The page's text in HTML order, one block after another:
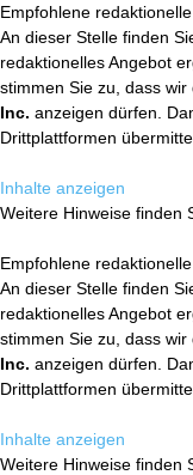
Empfohlene
An dieser Stelle finden
redaktionelles Angebot
stimmen Sie zu, dass
Inc. anzeigen dürfen.
Drittplattformen
Inhalte anzeigen
Weitere Hinweise finden
Empfohlene
An dieser Stelle finden
redaktionelles Angebot
stimmen Sie zu, dass
Inc. anzeigen dürfen.
Drittplattformen
Inhalte anzeigen
Weitere Hinweise finden